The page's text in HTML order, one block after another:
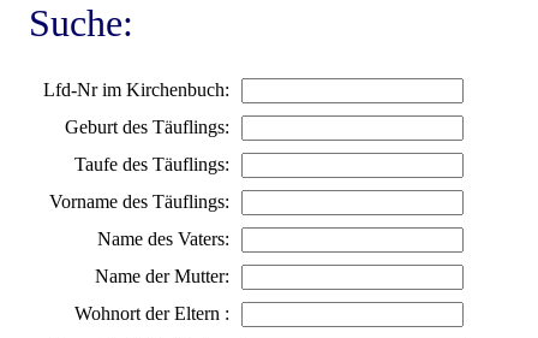
Suche:
Lfd-Nr im Kirchenbuch:
Geburt des Täuflings:
Taufe des Täuflings:
Vorname des Täuflings:
Name des Vaters:
Name der Mutter:
Wohnort der Eltern :